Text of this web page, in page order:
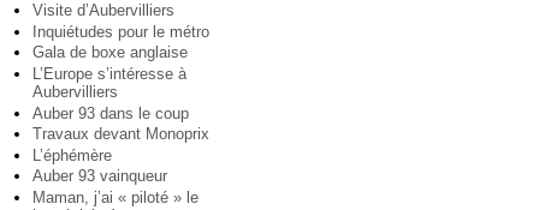
Visite d’Aubervilliers
Inquiétudes pour le métro
Gala de boxe anglaise
L’Europe s’intéresse à
Aubervilliers
Auber 93 dans le coup
Travaux devant Monoprix
L’éphémère
Auber 93 vainqueur
Maman, j’ai « piloté » le